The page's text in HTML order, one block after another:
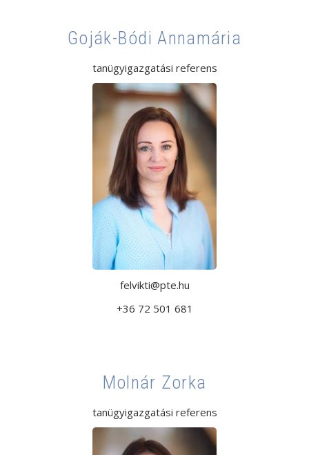
Goják-Bódi Annamária
tanügyigazgatási referens
felvikti@pte.hu
+36 72 501 681
Molnár Zorka
tanügyigazgatási referens